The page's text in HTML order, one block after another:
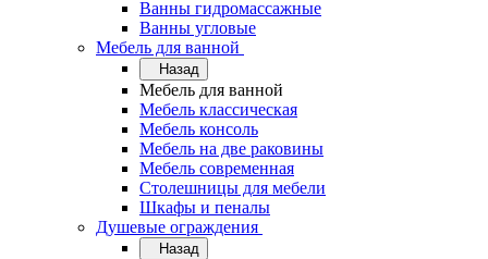
Ванны гидромассажные
Ванны угловые
Мебель для ванной
Назад
Мебель для ванной
Мебель классическая
Мебель консоль
Мебель на две раковины
Мебель современная
Столешницы для мебели
Шкафы и пеналы
Душевые ограждения
Назад